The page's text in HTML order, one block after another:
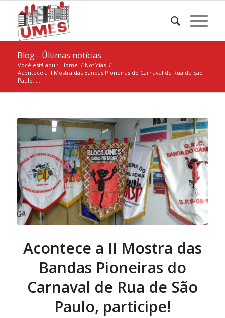
Blog - Últimas notícias
Você está aqui: Home / Notícias /
Acontece a II Mostra das Bandas Pioneiras do Carnaval de Rua de São
Paulo, ...
Acontece a II Mostra das
Bandas Pioneiras do
Carnaval de Rua de São
Paulo, participe!